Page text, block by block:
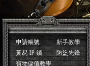
申請帳號
黃易 IP 鎖
寶物儲值教學
新手教學
防盜先鋒